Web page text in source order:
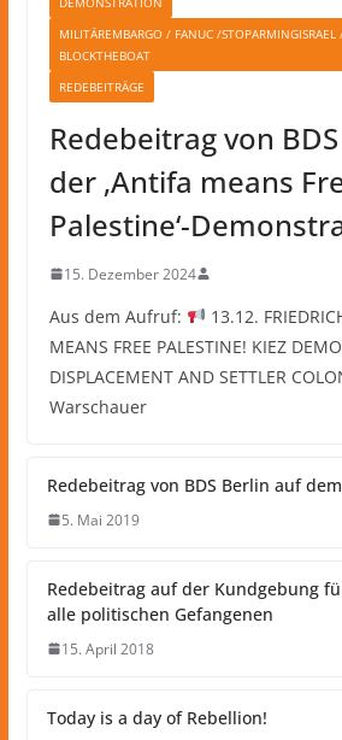
MILITÄREMBARGO / FANUC /
BLOCKTHEBOAT
REDEBEITRÄGE
Redebeitrag von
der ‚Antifa means
Palestine‘-
15. Dezember 2024
Aus dem Aufruf:
13.12.
MEANS FREE PALESTINE! KIEZ
DISPLACEMENT AND SETTLER
Warschauer
Redebeitrag von BDS Berlin auf dem
5. Mai 2019
Redebeitrag auf der Kundgebung
alle politischen Gefangenen
15. April 2018
Today is a day of Rebellion!